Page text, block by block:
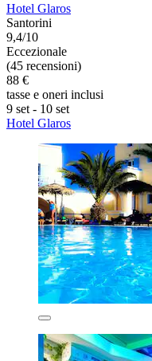
Hotel Glaros
Santorini
9,4/10
Eccezionale
(45 recensioni)
88 €
tasse e oneri inclusi
9 set - 10 set
Hotel Glaros